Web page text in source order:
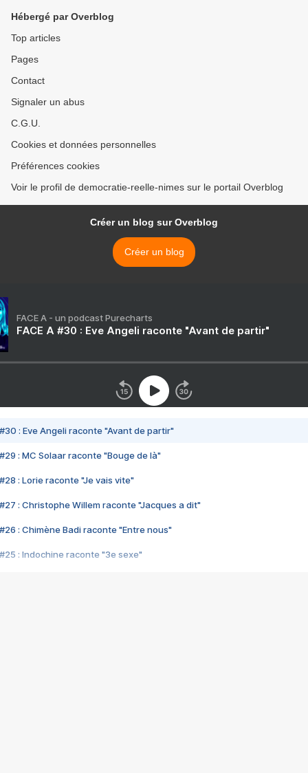
Hébergé par Overblog
Top articles
Pages
Contact
Signaler un abus
C.G.U.
Cookies et données personnelles
Préférences cookies
Voir le profil de democratie-reelle-nimes sur le portail Overblog
Créer un blog sur Overblog
Créer un blog
FACE A - un podcast Purecharts
FACE A #30 : Eve Angeli raconte "Avant de partir"
#30 : Eve Angeli raconte "Avant de partir"
#29 : MC Solaar raconte "Bouge de là"
#28 : Lorie raconte "Je vais vite"
#27 : Christophe Willem raconte "Jacques a dit"
#26 : Chimène Badi raconte "Entre nous"
#25 : Indochine raconte "3e sexe"